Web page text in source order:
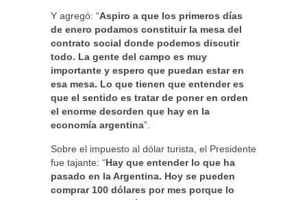
Y agregó: “Aspiro a que los primeros días
de enero podamos constituir la mesa del
contrato social donde podemos discutir
todo. La gente del campo es muy
importante y espero que puedan estar en
esa mesa. Lo que tienen que entender es
que el sentido es tratar de poner en orden
el enorme desorden que hay en la
economía argentina”.
Sobre el impuesto al dólar turista, el Presidente
fue tajante: “Hay que entender lo que ha
pasado en la Argentina. Hoy se pueden
comprar 100 dólares por mes porque lo